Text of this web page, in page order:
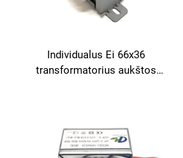
Individualus Ei 66x36
transformatorius aukštos